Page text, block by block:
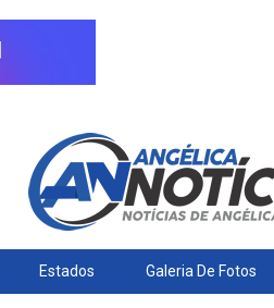
Estados Galeria De Fotos